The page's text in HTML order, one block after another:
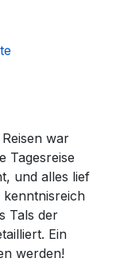
war
Tagesreise
und alles lief
kenntnisreich
Tals der
Ein
werden!